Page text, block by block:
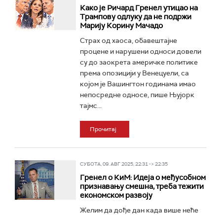
Како је Ричард Гренел утицао на
Трампову одлуку да не подржи
Марију Корину Мачадо
Страх од хаоса, обавештајне
процене и нарушени односи довели
су до заокрета америчке политике
према опозицији у Венецуели, са
којом је Вашингтон годинама имао
непосредне односе, пише Њујорк
тајмс...
Прочитај
СУБОТА, 09. АВГ 2025, 22:31 -> 22:35
Гренел о КиМ: Идеја о међусобном
признавању смешна, треба тежити
економском развоју
Желим да дође дан када више неће